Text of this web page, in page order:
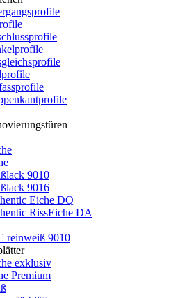
9010
9016
Eiche DQ
RissEiche DA
reinweiß 9010
exklusiv
Premium